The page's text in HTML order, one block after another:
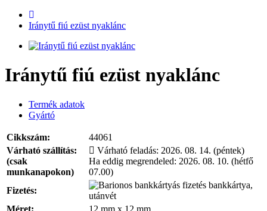
Iránytű fiú ezüst nyaklánc
Iránytű fiú ezüst nyaklánc
Termék adatok
Gyártó
Cikkszám:
44061
Várható szállítás:
(csak
munkanapokon)
Várható feladás: 2026. 08. 14. (péntek)
Ha eddig megrendeled: 2026. 08. 10. (hétfő
07.00)
Fizetés:
bankkártya,
utánvét
Méret:
12 mm x 12 mm